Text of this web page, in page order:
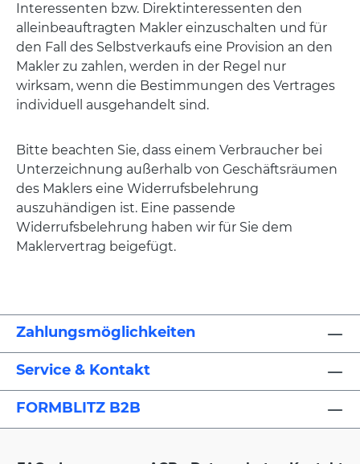
Interessenten bzw. Direktinteressenten den
alleinbeauftragten Makler einzuschalten und für
den Fall des Selbstverkaufs eine Provision an den
Makler zu zahlen, werden in der Regel nur
wirksam, wenn die Bestimmungen des Vertrages
individuell ausgehandelt sind.
Bitte beachten Sie, dass einem Verbraucher bei
Unterzeichnung außerhalb von Geschäftsräumen
des Maklers eine Widerrufsbelehrung
auszuhändigen ist. Eine passende
Widerrufsbelehrung haben wir für Sie dem
Maklervertrag beigefügt.
Zahlungsmöglichkeiten
Service & Kontakt
FORMBLITZ B2B